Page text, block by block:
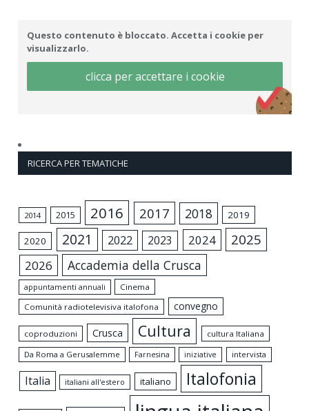
Questo contenuto è bloccato. Accetta i cookie per
visualizzarlo.
clicca per accettare i cookie
RICERCA PER TEMATICHE
2014 2015 2016 2017 2018 2019
2020 2021 2022 2023 2024 2025
2026 Accademia della Crusca
appuntamenti annuali
Cinema
Comunità radiotelevisiva italofona
convegno
coproduzioni Crusca Cultura
cultura Italiana
Da Roma a Gerusalemme
Farnesina iniziative intervista
Italia italiani all'estero italiano Italofonia